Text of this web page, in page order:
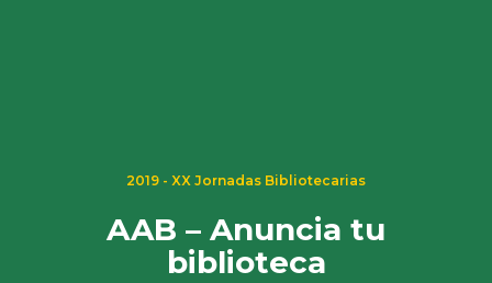
2019 - XX Jornadas Bibliotecarias
AAB – Anuncia tu
biblioteca